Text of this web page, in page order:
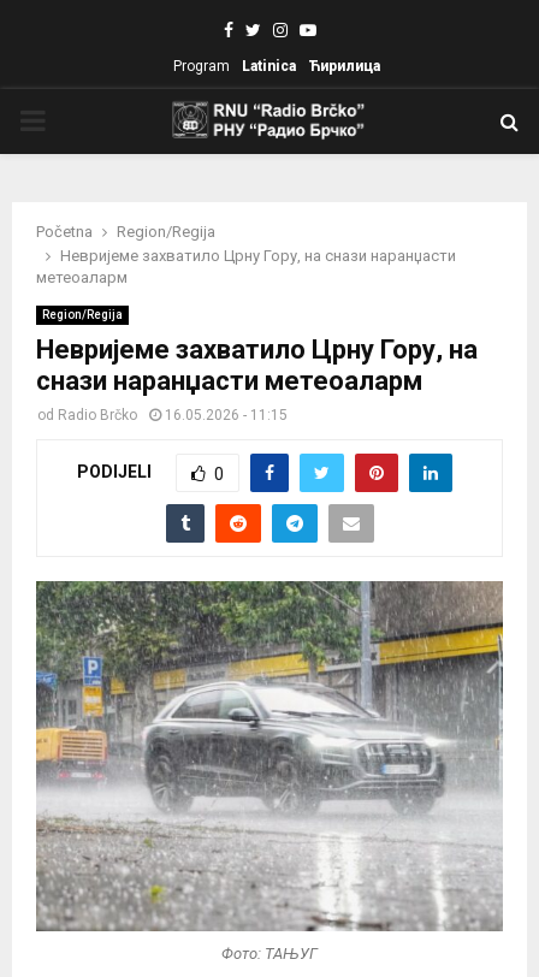
Facebook
TwitterInstagram
Youtube
Program Latinica Ћирилица
Početna
Region/Regija
Невријеме захватило Црну Гору, на снази наранџасти
метеоаларм
Region/Regija
Невријеме захватило Црну Гору, на
снази наранџасти метеоаларм
od Radio Brčko 16.05.2026 - 11:15
PODIJELI 0
Фото: ТАЊУГ